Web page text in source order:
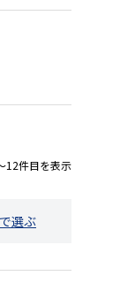
件目を表示
選ぶ